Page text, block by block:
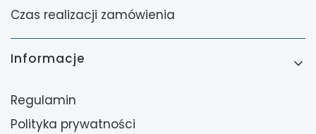
Czas realizacji zamówienia
Informacje
Regulamin
Polityka prywatności